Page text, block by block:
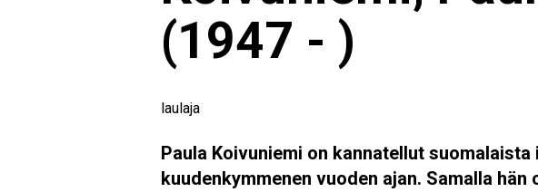
(1947 - )
laulaja
Paula Koivuniemi on kannatellut
kuudenkymmenen vuoden ajan. Samalla